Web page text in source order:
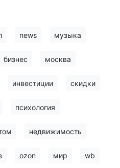
news музыка
бизнес москва
инвестиции скидки
психология
недвижимость
ozon мир wb